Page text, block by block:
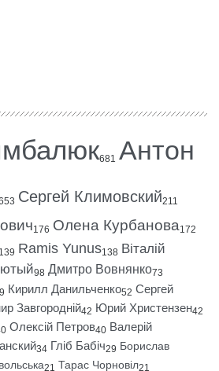
681 Антон
Сергей Климовский211
176 Олена Курбанова172
139 Ramis Yunus138 Віталій
98 Дмитро Вовнянко73
Кирилл Данильченко52 Сергей
Завгородній42 Юрий Христензен42
Олексій Петров40 Валерій
34 Гліб Бабіч29 Борислав
21 Тарас Чорновіл21